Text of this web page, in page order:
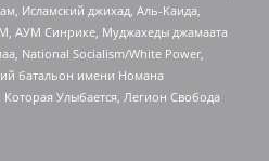
Исламский джихад, Аль-Каида,
АУМ Синрике, Муджахеды джамаата
National Socialism/White Power,
батальон имени Номана
Улыбается, Легион Свобода